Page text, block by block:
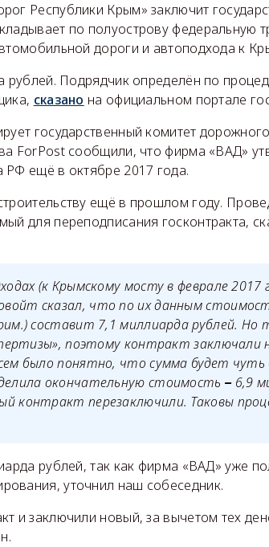
Республики Крым» заключит
по полуострову федеральную
дороги и автоподхода к
рублей. Подрядчик определён по
сказано на официальном портале
государственный комитет
ForPost сообщили, что фирма «ВАД»
РФ ещё в октябре 2017 года.
ещё в прошлом году.
для переподписания госконтракта,
(к Крымскому мосту в феврале 2017
сказал, что по их данным
составит 7,1 миллиарда рублей. Но
поэтому контракт заключали
было понятно, что сумма будет чуть
окончательную стоимость –6,9
контракт перезаключили. Таковы
рублей, так как фирма «ВАД» уже
уточнил наш собеседник.
и заключили новый, за вычетом тех